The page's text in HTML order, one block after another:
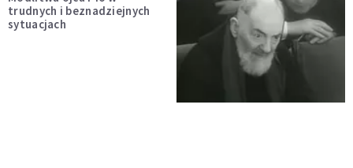
trudnych i beznadziejnych
sytuacjach